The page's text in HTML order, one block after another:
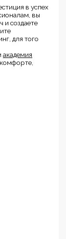
в успех
вы
и создаете
для того
академия
комфорте,